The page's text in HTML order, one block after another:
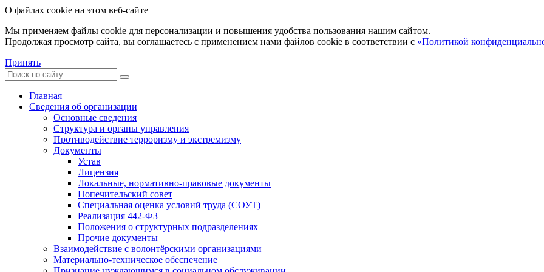
О файлах cookie на этом веб-сайте
Мы применяем файлы cookie для персонализации и повышения удобства пользования нашим сайтом.
Продолжая просмотр сайта, вы соглашаетесь с применением нами файлов cookie в соответствии с «Политикой
Принять
Главная
Сведения об организации
Основные сведения
Структура и органы управления
Противодействие терроризму и экстремизму
Документы
Устав
Лицензия
Локальные, нормативно-правовые документы
Попечительский совет
Специальная оценка условий труда (СОУТ)
Реализация 442-ФЗ
Положения о структурных подразделениях
Прочие документы
Взаимодействие с волонтёрскими организациями
Материально-техническое обеспечение